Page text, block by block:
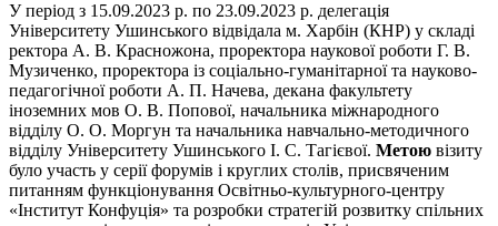
У період з 15.09.2023 р. по 23.09.2023 р. делегація
Університету Ушинського відвідала м. Харбін (КНР) у складі
ректора А. В. Красножона, проректора наукової роботи Г. В.
Музиченко, проректора із соціально-гуманітарної та науково-
педагогічної роботи А. П. Начева, декана факультету
іноземних мов О. В. Попової, начальника міжнародного
відділу О. О. Моргун та начальника навчально-методичного
відділу Університету Ушинського І. С. Тагієвої. Метою візиту
було участь у серії форумів і круглих столів, присвяченим
питанням функціонування Освітньо-культурного-центру
«Інститут Конфуція» та розробки стратегій розвитку спільних